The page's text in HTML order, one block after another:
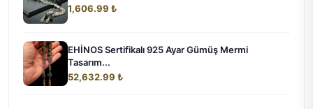
1,606.99 ₺
EHİNOS Sertifikalı 925 Ayar Gümüş Mermi
Tasarım...
52,632.99 ₺